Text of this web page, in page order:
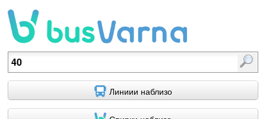
Потърсете спирка или линия.
Линиии наблизо